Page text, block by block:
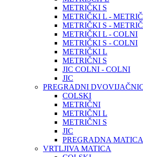
METRIČKI S
METRIČKI L -
METRIČKI S -
METRIČKI L - COLNI
METRIČKI S - COLNI
METRIČKI L
METRIČNI S
JIC COLNI - COLNI
JIC
PREGRADNI
COLSKI
METRIČNI
METRIČNI L
METRIČNI S
JIC
PREGRADNA MATICA
VRTLJIVA MATICA